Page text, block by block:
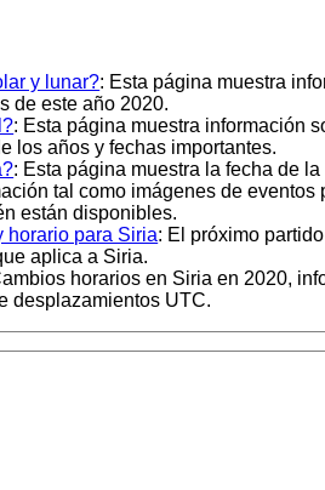
y lunar?: Esta página muestra
de este año 2020.
: Esta página muestra información
los años y fechas importantes.
: Esta página muestra la fecha de
tal como imágenes de
están disponibles.
horario para Siria: El próximo
aplica a Siria.
horarios en Siria en 2020,
desplazamientos UTC.